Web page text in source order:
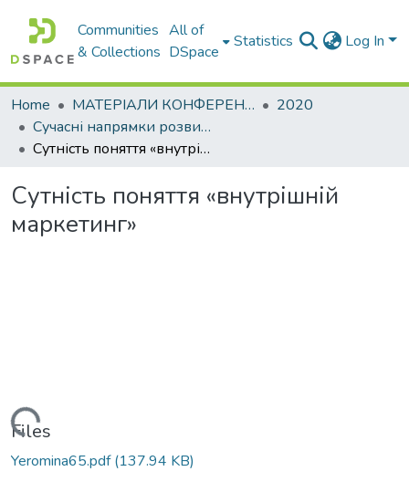
Communities
& Collections
All of
DSpace
Statistics Log In
Home МАТЕРІАЛИ КОНФЕРЕНЦІЙ
2020
Сучасні напрямки розвитку економіки і менеджменту на підприємствах України
Сутність поняття «внутрішній маркетинг»
Сутність поняття «внутрішній
маркетинг»
Loading...
Files
Yeromina65.pdf(137.94 KB)